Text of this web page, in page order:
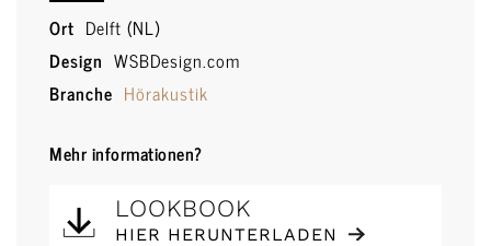
Ort Delft (NL)
Design WSBDesign.com
Branche Hörakustik
Mehr informationen?
LOOKBOOK
HIER HERUNTERLADEN